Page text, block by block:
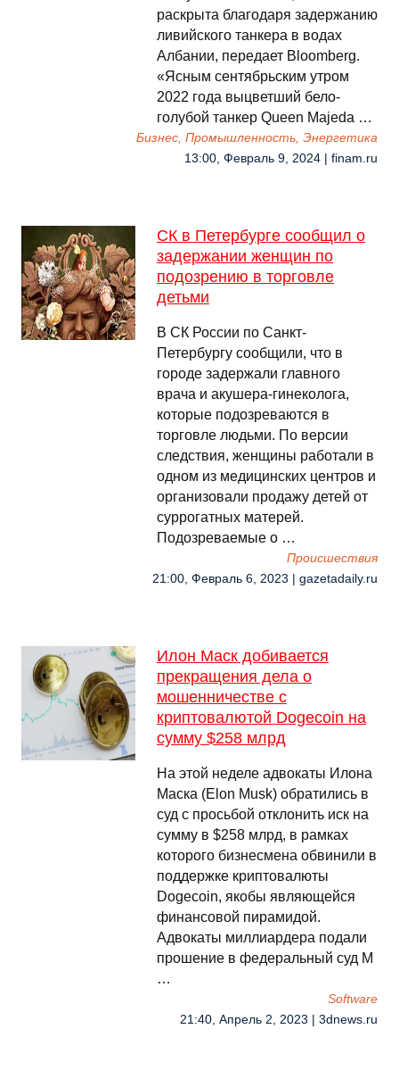
раскрыта благодаря задержанию
ливийского танкера в водах
Албании, передает Bloomberg.
«Ясным сентябрьским утром
2022 года выцветший бело-
голубой танкер Queen Majeda …
Бизнес, Промышленность, Энергетика
13:00, Февраль 9, 2024 | finam.ru
СК в Петербурге сообщил о
задержании женщин по
подозрению в торговле
детьми
В СК России по Санкт-
Петербургу сообщили, что в
городе задержали главного
врача и акушера-гинеколога,
которые подозреваются в
торговле людьми. По версии
следствия, женщины работали в
одном из медицинских центров и
организовали продажу детей от
суррогатных матерей.
Подозреваемые о …
Происшествия
21:00, Февраль 6, 2023 | gazetadaily.ru
Илон Маск добивается
прекращения дела о
мошенничестве с
криптовалютой Dogecoin на
сумму $258 млрд
На этой неделе адвокаты Илона
Маска (Elon Musk) обратились в
суд с просьбой отклонить иск на
сумму в $258 млрд, в рамках
которого бизнесмена обвинили в
поддержке криптовалюты
Dogecoin, якобы являющейся
финансовой пирамидой.
Адвокаты миллиардера подали
прошение в федеральный суд М
…
Software
21:40, Апрель 2, 2023 | 3dnews.ru